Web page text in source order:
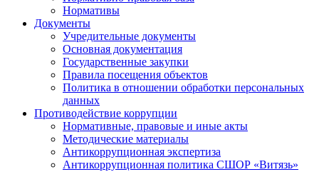
Нормативы
Документы
Учредительные документы
Основная документация
Государственные закупки
Правила посещения объектов
Политика в отношении обработки персональных
данных
Противодействие коррупции
Нормативные, правовые и иные акты
Методические материалы
Антикоррупционная экспертиза
Антикоррупционная политика СШОР «Витязь»